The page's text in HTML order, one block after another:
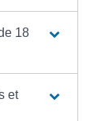
18
et